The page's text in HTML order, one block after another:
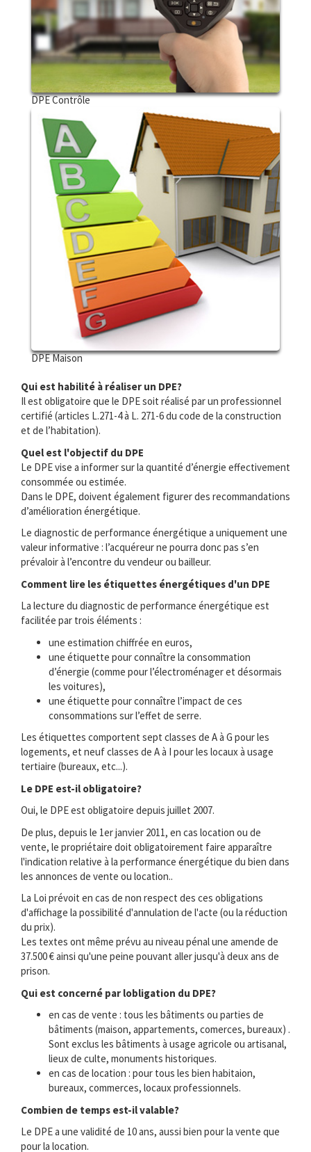
DPE Contrôle
DPE Maison
Qui est habilité à réaliser un DPE?
Il est obligatoire que le DPE soit réalisé par un professionnel
certifié (articles L.271-4 à L. 271-6 du code de la construction
et de l’habitation).
Quel est l'objectif du DPE
Le DPE vise a informer sur la quantité d’énergie effectivement
consommée ou estimée.
Dans le DPE, doivent également figurer des recommandations
d’amélioration énergétique.
Le diagnostic de performance énergétique a uniquement une
valeur informative : l’acquéreur ne pourra donc pas s’en
prévaloir à l’encontre du vendeur ou bailleur.
Comment lire les étiquettes énergétiques d'un DPE
La lecture du diagnostic de performance énergétique est
facilitée par trois éléments :
une estimation chiffrée en euros,
une étiquette pour connaître la consommation
d’énergie (comme pour l’électroménager et désormais
les voitures),
une étiquette pour connaître l’impact de ces
consommations sur l’effet de serre.
Les étiquettes comportent sept classes de A à G pour les
logements, et neuf classes de A à I pour les locaux à usage
tertiaire (bureaux, etc...).
Le DPE est-il obligatoire?
Oui, le DPE est obligatoire depuis juillet 2007.
De plus, depuis le 1er janvier 2011, en cas location ou de
vente, le propriétaire doit obligatoirement faire apparaître
l'indication relative à la performance énergétique du bien dans
les annonces de vente ou location..
La Loi prévoit en cas de non respect des ces obligations
d'affichage la possibilité d'annulation de l'acte (ou la réduction
du prix).
Les textes ont même prévu au niveau pénal une amende de
37.500 € ainsi qu'une peine pouvant aller jusqu'à deux ans de
prison.
Qui est concerné par lobligation du DPE?
en cas de vente : tous les bâtiments ou parties de
bâtiments (maison, appartements, comerces, bureaux) .
Sont exclus les bâtiments à usage agricole ou artisanal,
lieux de culte, monuments historiques.
en cas de location : pour tous les bien habitaion,
bureaux, commerces, locaux professionnels.
Combien de temps est-il valable?
Le DPE a une validité de 10 ans, aussi bien pour la vente que
pour la location.